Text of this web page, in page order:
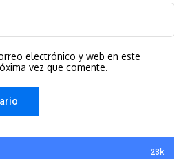
electrónico y web en este
vez que comente.
23k